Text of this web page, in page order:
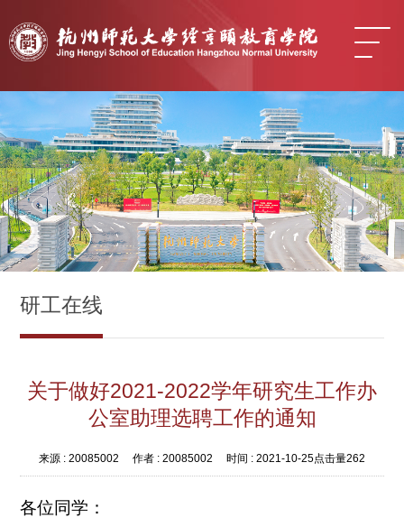
研工在线
关于做好2021-2022学年研究生工作办
公室助理选聘工作的通知
来源 : 20085002 作者 : 20085002 时间 : 2021-10-25点击量262
各位同学：